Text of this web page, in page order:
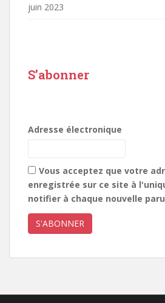
juin 2023
S’abonner
Adresse électronique
Vous acceptez que votre
enregistrée sur ce site à
notifier à chaque nouvelle